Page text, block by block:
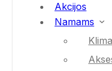
Akcijos
Namams